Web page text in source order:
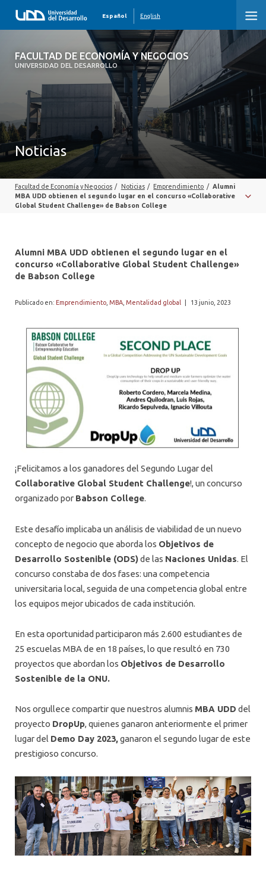
FACULTAD DE ECONOMÍA Y NEGOCIOS
UNIVERSIDAD DEL DESARROLLO
Español English
FACULTAD DE ECONOMÍA Y NEGOCIOS
QUIÉNES SOMOS
PREGRADO
POSTGRADO
EDUCACIÓN EJECUTIVA
PROFESORES
Noticias
Facultad de Economía y Negocios / Noticias / Emprendimiento / Alumni
MBA UDD obtienen el segundo lugar en el concurso «Collaborative
Global Student Challenge» de Babson College
Alumni MBA UDD obtienen el segundo lugar en el
concurso «Collaborative Global Student Challenge»
de Babson College
Publicado en: Emprendimiento MBA Mentalidad global 13 junio, 2023
¡Felicitamos a los ganadores del Segundo Lugar del
Collaborative Global Student Challenge!, un concurso
organizado por Babson College.
Este desafío implicaba un análisis de viabilidad de un nuevo
concepto de negocio que aborda los Objetivos de
Desarrollo Sostenible (ODS)de las Naciones Unidas. El
concurso constaba de dos fases: una competencia
universitaria local, seguida de una competencia global entre
los equipos mejor ubicados de cada institución.
En esta oportunidad participaron más 2.600 estudiantes de
25 escuelas MBA de en 18 países, lo que resultó en 730
proyectos que abordan los Objetivos de Desarrollo
Sostenible de la ONU.
Nos orgullece compartir que nuestros alumnis MBA UDD del
proyecto DropUp, quienes ganaron anteriormente el primer
lugar del Demo Day 2023,ganaron el segundo lugar de este
prestigioso concurso.